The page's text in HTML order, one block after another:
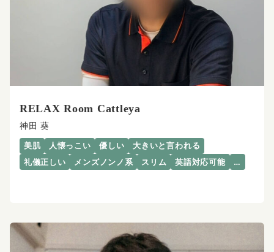
RELAX Room Cattleya
神田 葵
美肌 人懐っこい 優しい
大きいと言われる
礼儀正しい
メンズノンノ系 スリム 英語対応可能 …